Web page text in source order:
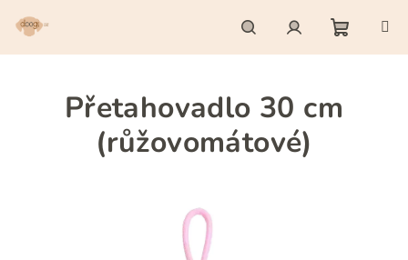
HledatPřihlášení
košík
Přetahovadlo 30 cm
(růžovomátové)